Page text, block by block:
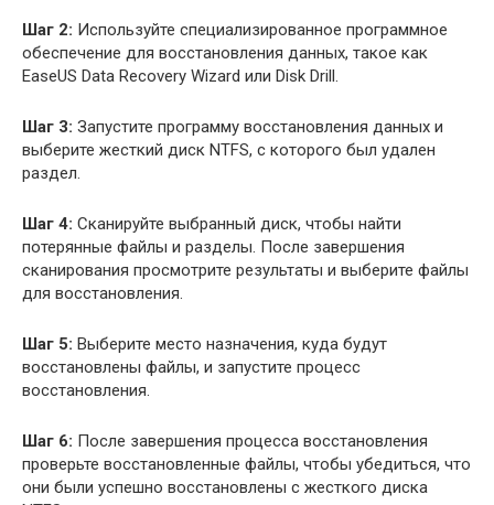
Шаг 2: Используйте специализированное программное
обеспечение для восстановления данных, такое как
EaseUS Data Recovery Wizard или Disk Drill.
Шаг 3: Запустите программу восстановления данных и
выберите жесткий диск NTFS, с которого был удален
раздел.
Шаг 4: Сканируйте выбранный диск, чтобы найти
потерянные файлы и разделы. После завершения
сканирования просмотрите результаты и выберите файлы
для восстановления.
Шаг 5: Выберите место назначения, куда будут
восстановлены файлы, и запустите процесс
восстановления.
Шаг 6: После завершения процесса восстановления
проверьте восстановленные файлы, чтобы убедиться, что
они были успешно восстановлены с жесткого диска